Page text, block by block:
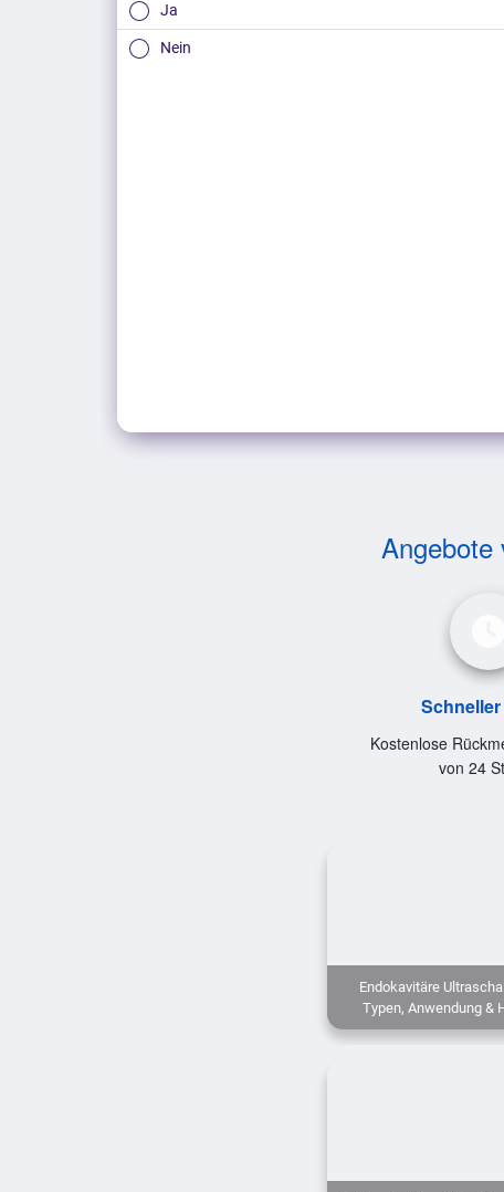
Ja
Nein
Angebote
Kostenlose
von 24
Endokavitäre
Typen, Anwendung &